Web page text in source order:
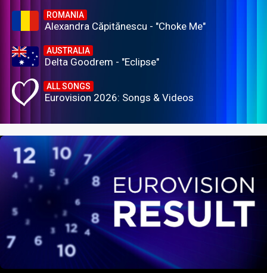
ROMANIA
Alexandra Căpitănescu - "Choke Me"
AUSTRALIA
Delta Goodrem - "Eclipse"
ALL SONGS
Eurovision 2026: Songs & Videos